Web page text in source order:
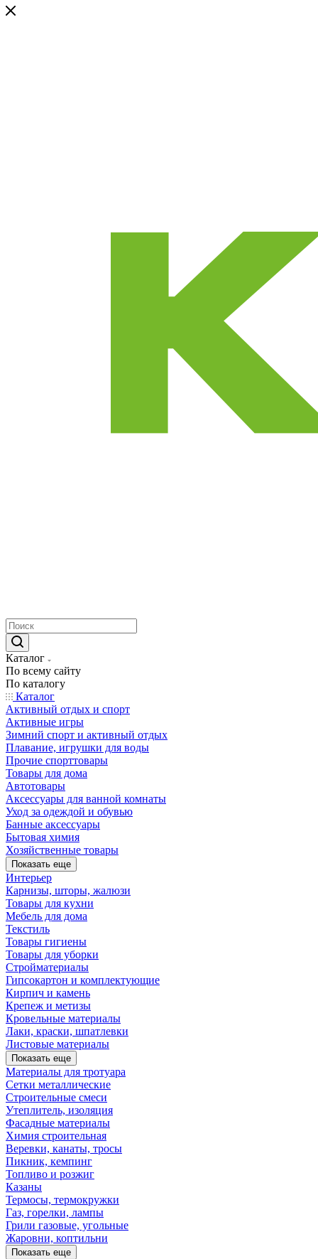
Каталог
По всему сайту
По каталогу
Каталог
Активный отдых и спорт
Активные игры
Зимний спорт и активный отдых
Плавание, игрушки для воды
Прочие спорттовары
Товары для дома
Автотовары
Аксессуары для ванной комнаты
Уход за одеждой и обувью
Банные аксессуары
Бытовая химия
Хозяйственные товары
Показать еще
Интерьер
Карнизы, шторы, жалюзи
Товары для кухни
Мебель для дома
Текстиль
Товары гигиены
Товары для уборки
Стройматериалы
Гипсокартон и комплектующие
Кирпич и камень
Крепеж и метизы
Кровельные материалы
Лаки, краски, шпатлевки
Листовые материалы
Показать еще
Материалы для тротуара
Сетки металлические
Строительные смеси
Утеплитель, изоляция
Фасадные материалы
Химия строительная
Веревки, канаты, тросы
Пикник, кемпинг
Топливо и розжиг
Казаны
Термосы, термокружки
Газ, горелки, лампы
Грили газовые, угольные
Жаровни, коптильни
Показать еще